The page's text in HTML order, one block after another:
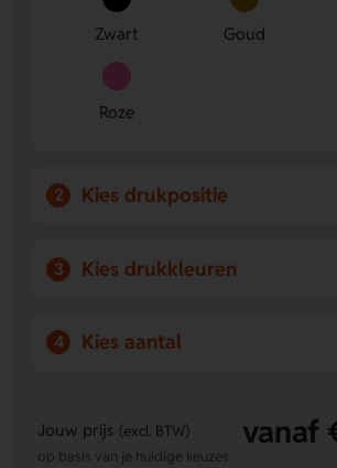
bedrukken of graveren, zelfs met
Zwart Goud
Roze
2 Kies drukpositie
3 Kies drukkleuren
4 Kies aantal
Jouw prijs (excl. BTW) vanaf
op basis van je huidige keuzes